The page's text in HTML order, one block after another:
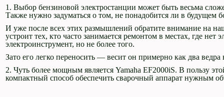
1. Выбор бензиновой электростанции может быть весьма
Также нужно задуматься о том, не понадобится ли в будущем
И уже после всех этих размышлений обратите внимание на
устроит тех, кто часто занимается ремонтом в местах, где нет
электроинструмент, но не более того.
Зато его легко переносить — весит он примерно как два ведра
2. Чуть более мощным является Yamaha EF2000iS. В пользу
компактный способ обеспечить сварочный аппарат нужным